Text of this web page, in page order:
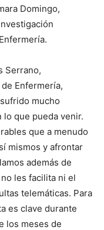
Domingo,
Serrano,
Enfermería,
mucho
lo que pueda venir.
que a menudo
mismos y afrontar
además de
les facilita ni el
telemáticas. Para
es clave durante
los meses de